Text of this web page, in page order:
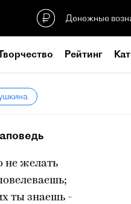
Денежные
Рейтинг
не желать
ты знаешь -